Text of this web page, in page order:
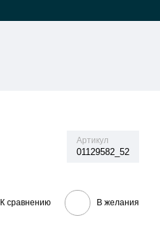
Артикул
01129582_52
К сравнению В желания